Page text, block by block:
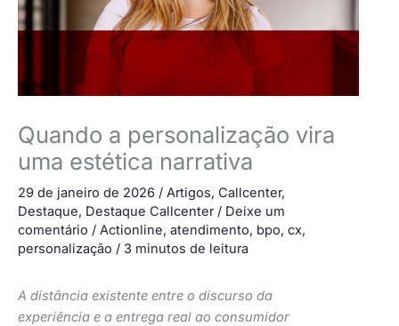
Quando a personalização vira
uma estética narrativa
29 de janeiro de 2026 / Artigos, Callcenter,
Destaque, Destaque Callcenter/ Deixe um
comentário / Actionline, atendimento, bpo, cx,
personalização / 3 minutos de leitura
A distância existente entre o discurso da
experiência e a entrega real ao consumidor